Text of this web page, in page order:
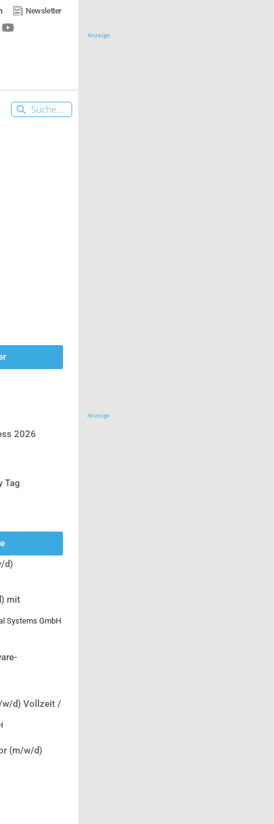
Newsletter
2026
Tag
d)
mit
Systems GmbH
w/d) Vollzeit /
(m/w/d)
Anzeige
Anzeige